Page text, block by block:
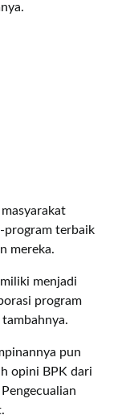
program terbaik
mereka.
menjadi
program
tambahnya.
pun
opini BPK dari